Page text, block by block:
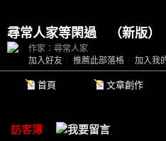
尋常人家等閑過（新版）
首頁 文章創作
加入好友 推薦此部落格 加入我
作家：尋常人家
訪客簿